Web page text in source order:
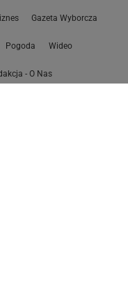
Gazeta Wyborcza
Pogoda Wideo
- O Nas